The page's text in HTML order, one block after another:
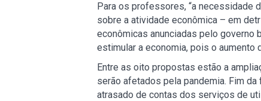
Para os professores, “a necessidade
sobre a atividade econômica – em
econômicas anunciadas pelo
estimular a economia, pois o aumento
Entre as oito propostas estão a
serão afetados pela pandemia. Fim
atrasado de contas dos serviços de